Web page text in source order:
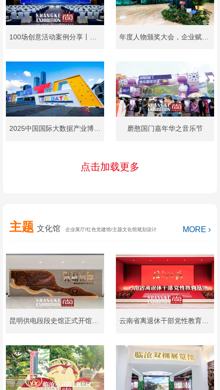
年度人物颁奖大会，企业赋能活动策划布置
2025中国国际大数据产业博览会 磨憨国门嘉年华之音乐节
点击加载更多
主题 文化馆 企业展厅/红色党建馆/主题文化馆规划设计 MORE ›
昆明供电段段史馆正式开馆，一座镌刻昆铁供电发展印记的精神坐标！